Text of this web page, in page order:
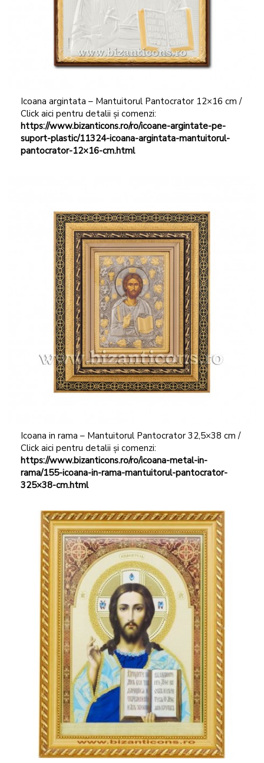
Icoana argintata – Mantuitorul Pantocrator 12×16 cm /
Click aici pentru detalii și comenzi:
https://www.bizanticons.ro/ro/icoane-argintate-pe-
suport-plastic/11324-icoana-argintata-mantuitorul-
pantocrator-12×16-cm.html
Icoana in rama – Mantuitorul Pantocrator 32,5×38 cm /
Click aici pentru detalii și comenzi:
https://www.bizanticons.ro/ro/icoana-metal-in-
rama/155-icoana-in-rama-mantuitorul-pantocrator-
325×38-cm.html